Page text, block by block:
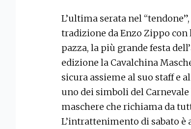
L’ultima serata nel
tradizione da Enzo Zippo
pazza, la più grande festa
edizione la Cavalchina
sicura assieme al suo staff e
uno dei simboli del
maschere che richiama da
L’intrattenimento di sabato è